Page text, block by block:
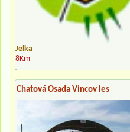
Jelka
8Km
Chatová Osada Vincov les